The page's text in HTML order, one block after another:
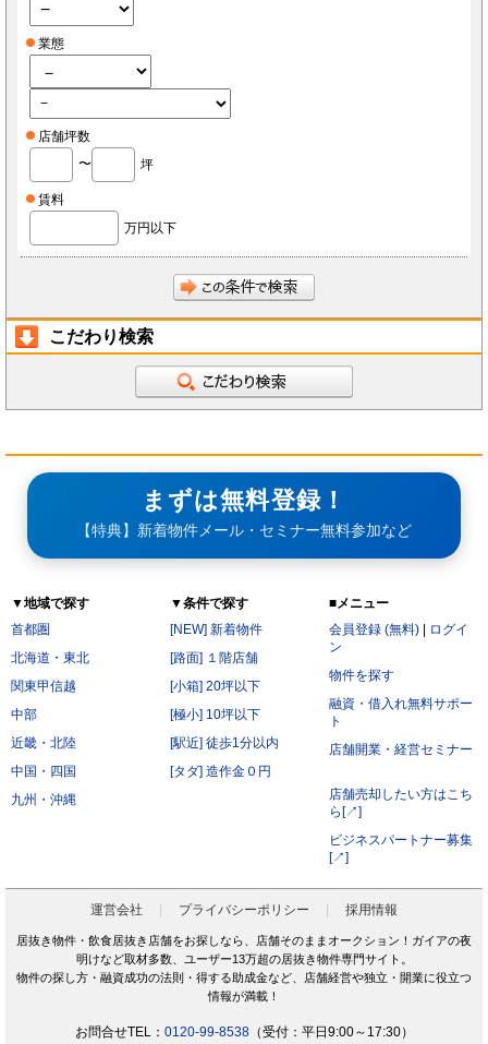
業態
店舗坪数
〜
坪
賃料
万円以下
こだわり検索
まずは無料登録！
【特典】新着物件メール・セミナー無料参加など
▼地域で探す
首都圏
北海道・東北
関東甲信越
中部
近畿・北陸
中国・四国
九州・沖縄
▼条件で探す
[NEW] 新着物件
[路面] １階店舗
[小箱] 20坪以下
[極小] 10坪以下
[駅近] 徒歩1分以内
[タダ] 造作金０円
■メニュー
会員登録 (無料)
ログイ
ン
物件を探す
融資・借入れ無料サポー
ト
店舗開業・経営セミナー
店舗売却したい方はこち
ら[↗]
ビジネスパートナー募集
[↗]
運営会社 プライバシーポリシー 採用情報
居抜き物件・飲食居抜き店舗をお探しなら、店舗そのままオークション！ガイアの夜
明けなど取材多数、ユーザー13万超の居抜き物件専門サイト。
物件の探し方・融資成功の法則・得する助成金など、店舗経営や独立・開業に役立つ
情報が満載！
お問合せTEL： 0120-99-8538（受付：平日9:00～17:30）